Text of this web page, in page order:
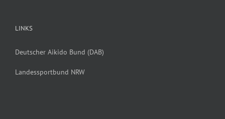
LINKS
Deutscher Aikido Bund (DAB)
Landessportbund NRW